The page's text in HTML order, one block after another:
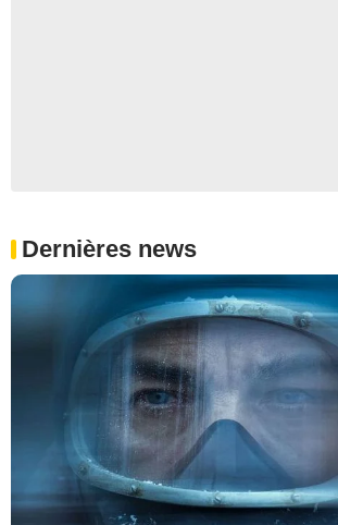
Dernières news